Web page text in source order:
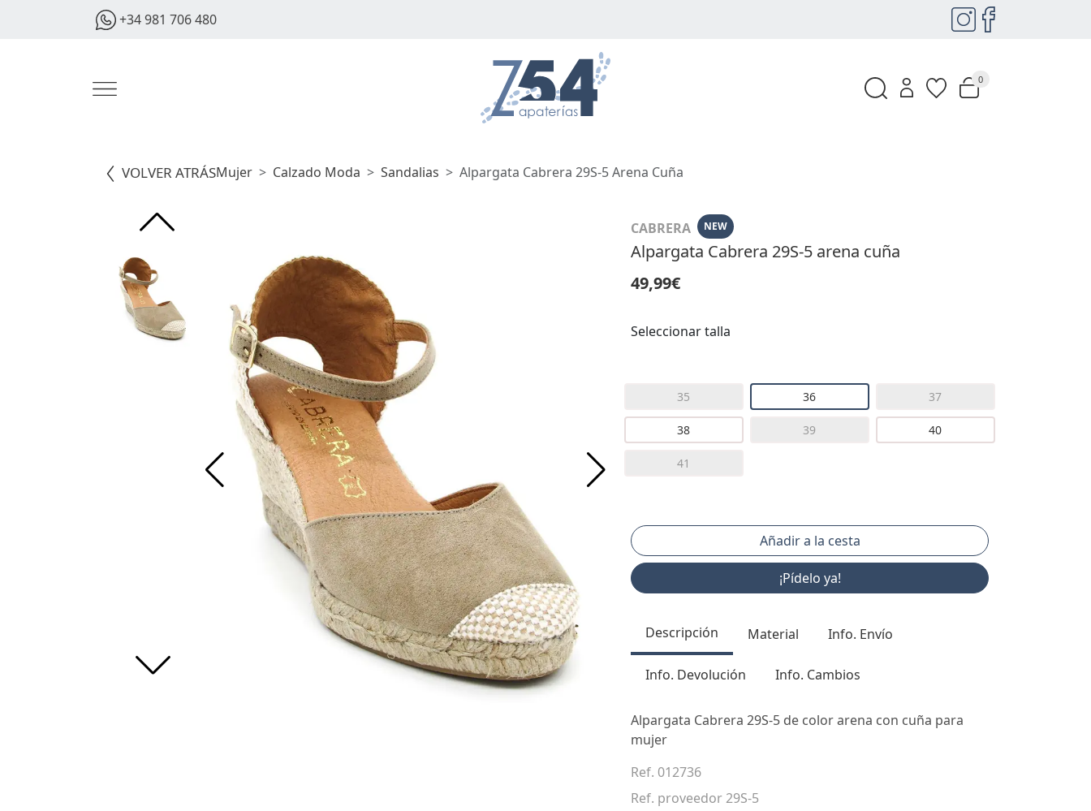
+34 981 706 480
0
VOLVER ATRÁSMujer Calzado Moda Sandalias Alpargata Cabrera 29S-5 Arena Cuña
CABRERA NEW
Alpargata Cabrera 29S-5 arena cuña
49,99€
Seleccionar talla
35 36 37
38 39 40
41
¡Pídelo ya!
Descripción Material Info. Envío
Info. Devolución Info. Cambios
Alpargata Cabrera 29S-5 de color arena con cuña para
mujer
Ref. 012736
Ref. proveedor 29S-5